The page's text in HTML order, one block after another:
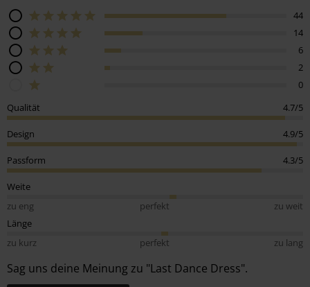
44
14
6
2
0
Qualität
4.7/5
Design 4.9/5
Passform 4.3/5
Weite
zu eng
perfekt
zu weit
Länge
zu kurz
perfekt zu lang
Sag uns deine Meinung zu "Last Dance Dress".